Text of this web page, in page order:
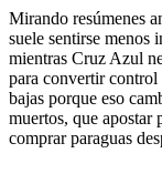
Mirando resúmenes
suele sentirse menos
mientras Cruz Azul
para convertir control
bajas porque eso
muertos, que apostar
comprar paraguas